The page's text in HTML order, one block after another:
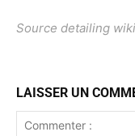
Source detailing
LAISSER UN